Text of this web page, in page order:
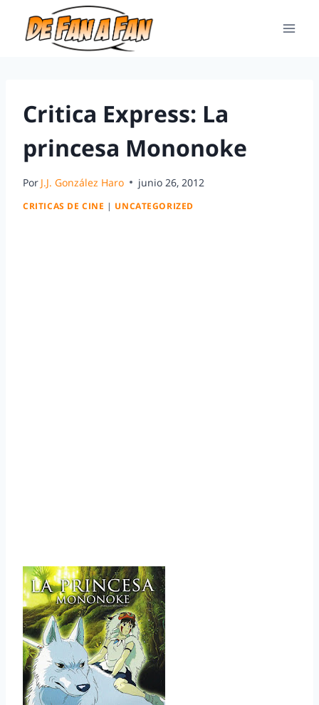
Critica Express: La
princesa Mononoke
Por J.J. González Haro junio 26, 2012
CRITICAS DE CINE | UNCATEGORIZED